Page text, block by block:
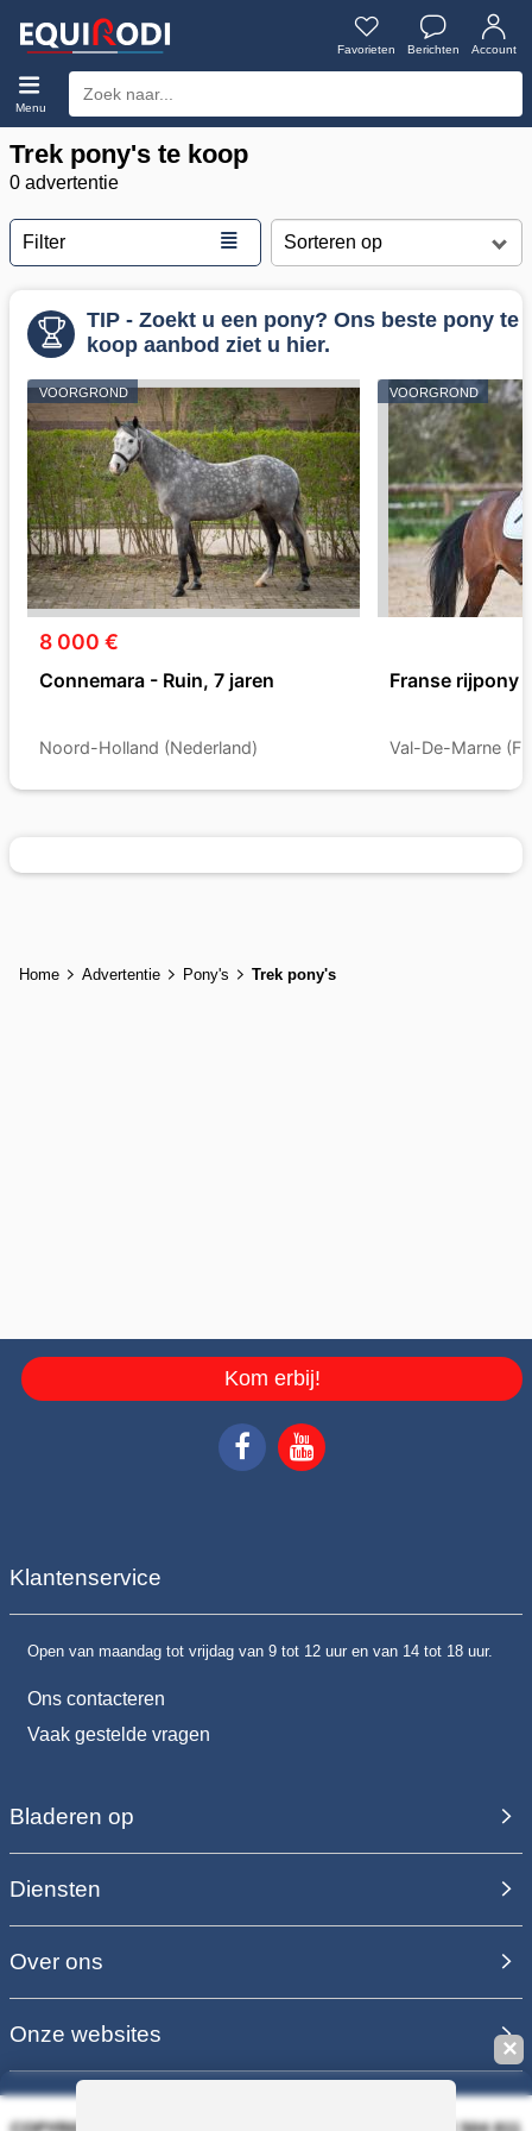
Favorieten Berichten Account
Menu
Trek pony's te koop
0 advertentie
Filter ≣
TIP - Zoekt u een pony? Ons beste pony te
koop aanbod ziet u hier.
VOORGROND
8 000 €
Connemara - Ruin, 7 jaren
Noord-Holland (Nederland)
VOORGROND
Franse rijpony
Val-De-Marne
Home Advertentie Pony's Trek pony's
Kom erbij!
Klantenservice
Open van maandag tot vrijdag van 9 tot 12 uur en van 14 tot 18 uur.
Ons contacteren
Vaak gestelde vragen
Bladeren op
Diensten
Over ons
Onze websites
✕